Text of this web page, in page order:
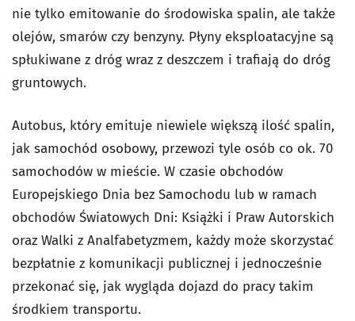
nie tylko emitowanie do środowiska spalin, ale także
olejów, smarów czy benzyny. Płyny eksploatacyjne są
spłukiwane z dróg wraz z deszczem i trafiają do dróg
gruntowych.
Autobus, który emituje niewiele większą ilość spalin,
jak samochód osobowy, przewozi tyle osób co ok. 70
samochodów w mieście. W czasie obchodów
Europejskiego Dnia bez Samochodu lub w ramach
obchodów Światowych Dni: Książki i Praw Autorskich
oraz Walki z Analfabetyzmem, każdy może skorzystać
bezpłatnie z komunikacji publicznej i jednocześnie
przekonać się, jak wygląda dojazd do pracy takim
środkiem transportu.